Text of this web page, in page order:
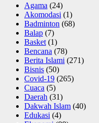
Agama (24)
Akomodasi (1)
Badminton (68)
Balap (7)
Basket (1)
Bencana (78)
Berita Islami (271)
Bisnis (50)
Covid-19 (265)
Cuaca (5)
Daerah (31)
Dakwah Islam (40)
Edukasi (4)